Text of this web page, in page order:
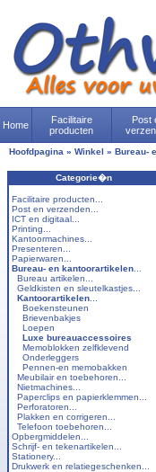
Home
Facilitaire
producten
Post
Hoofdpagina » Winkel » Bureau-
Categorie�n
Facilitaire producten...
Post en verzenden...
ICT en digitaal...
Printing...
Kantoormachines...
Presenteren...
Papierwaren...
Bureau- en kantoorartikelen
Bureau artikelen...
Geldkisten en sleutelkastjes...
Kantoorartikelen
Boekensteunen
Brievenbakjes
Loepen
Luxe bureauaccessoires
Memoblokken zelfklevend
Onderleggers
Pennen-en memobakken
Meubilair en toebehoren...
Nietmachines...
Paperclips en papierklemmen...
Perforatoren...
Plakken en corrigeren...
Telefoon toebehoren...
Opbergmiddelen...
Schrijf- en tekenartikelen...
Stationery...
Drukwerk en relatiegeschenken...